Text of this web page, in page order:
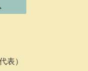
表）